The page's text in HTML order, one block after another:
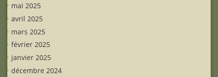
mai 2025
avril 2025
mars 2025
février 2025
janvier 2025
décembre 2024